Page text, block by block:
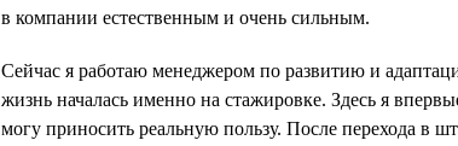
в компании естественным и очень сильным.
Сейчас я работаю менеджером по развитию и
жизнь началась именно на стажировке. Здесь я
могу приносить реальную пользу. После перехода в